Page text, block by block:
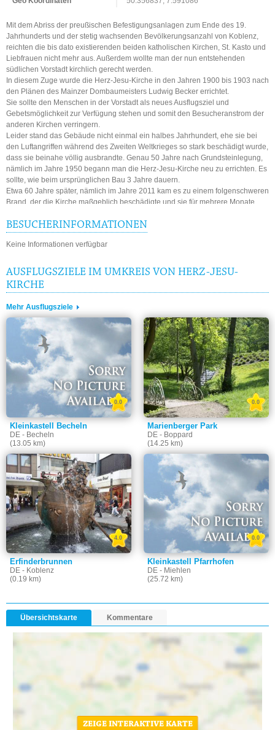
Mit dem Abriss der preußischen Befestigungsanlagen zum Ende des 19.
Jahrhunderts und der stetig wachsenden Bevölkerungsanzahl von Koblenz,
reichten die bis dato existierenden beiden katholischen Kirchen, St. Kasto und
Liebfrauen nicht mehr aus. Außerdem wollte man der nun entstehenden
südlichen Vorstadt kirchlich gerecht werden.
In diesem Zuge wurde die Herz-Jesu-Kirche in den Jahren 1900 bis 1903 nach
den Plänen des Mainzer Dombaumeisters Ludwig Becker errichtet.
Sie sollte den Menschen in der Vorstadt als neues Ausflugsziel und
Gebetsmöglichkeit zur Verfügung stehen und somit den Besucheranstrom der
anderen Kirchen verringern.
Leider stand das Gebäude nicht einmal ein halbes Jahrhundert, ehe sie bei
den Luftangriffen während des Zweiten Weltkrieges so stark beschädigt wurde,
dass sie beinahe völlig ausbrandte. Genau 50 Jahre nach Grundsteinlegung,
nämlich im Jahre 1950 begann man die Herz-Jesu-Kirche neu zu errichten. Es
sollte, wie beim ursprünglichen Bau 3 Jahre dauern.
Etwa 60 Jahre später, nämlich im Jahre 2011 kam es zu einem folgenschweren
Brand, der die Kirche maßgeblich beschädigte und sie für mehrere Monate
Heute zählt die neoromanische Herz-Jesu-Kirche zu den wichtigsten
Ausflugszielen außerhalb der Altstadt.
BESUCHERINFORMATIONEN
Keine Informationen verfügbar
AUSFLUGSZIELE IM UMKREIS VON HERZ-JESU-
KIRCHE
Mehr Ausflugsziele
Kleinkastell Becheln
DE - Becheln
(13.05 km)
0.0
Marienberger Park
DE - Boppard
(14.25 km)
0.0
Erfinderbrunnen
DE - Koblenz
(0.19 km)
4.0
Kleinkastell Pfarrhofen
DE - Miehlen
(25.72 km)
0.0
Übersichtskarte Kommentare
ZEIGE INTERAKTIVE KARTE